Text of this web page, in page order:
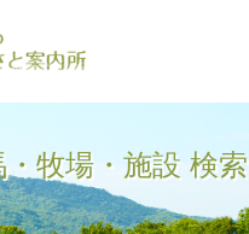
・牧場・施設 検索